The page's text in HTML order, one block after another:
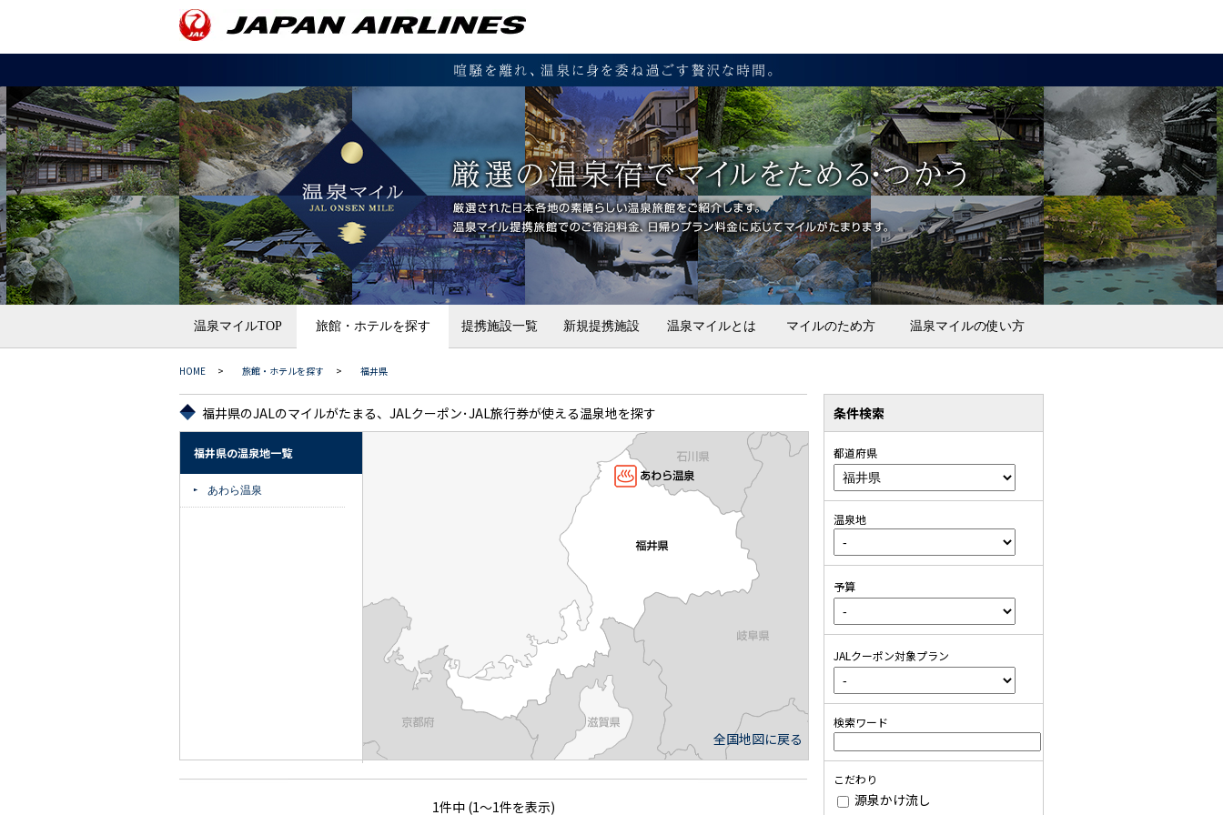
温泉マイルTOP 旅館・ホテルを探す 提携施設一覧 新規提携施設 温泉マイルとは マイルのため方 温泉マイルの使い方
HOME > 旅館・ホテルを探す > 福井県
福井県のJALのマイルがたまる、JALクーポン･JAL旅行券が使える温泉地を探す
福井県の温泉地一覧
全国地図に戻る
1件中 (1～1件を表示)
条件検索
都道府県
温泉地
予算
JALクーポン対象プラン
検索ワード
こだわり
源泉かけ流し